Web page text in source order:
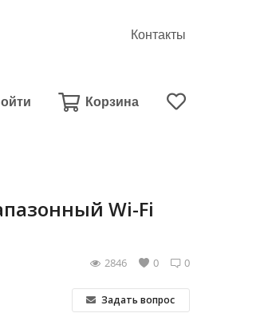
Контакты
Корзина
Wi-Fi
0
0
2846
Задать вопрос